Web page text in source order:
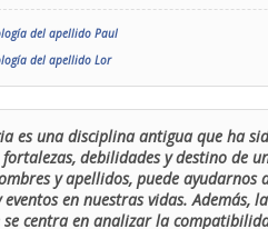
del apellido Paul
del apellido Lor
es una disciplina antigua que ha
debilidades y destino de
y apellidos, puede
eventos en nuestras vidas.
centra en analizar la